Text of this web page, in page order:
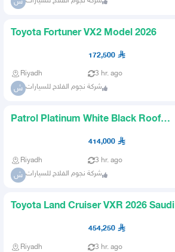
ش
Toyota Fortuner VX2 Model 2026
172,500
Riyadh 3 hr. ago
ش شركة نجوم الفلاح للسيارات
Patrol Platinum White Black Roof
Camel Interior M 2026 Turbo
414,000
Riyadh 3 hr. ago
ش شركة نجوم الفلاح للسيارات
Toyota Land Cruiser VXR 2026 Saudi
454,250
Riyadh 3 hr. ago